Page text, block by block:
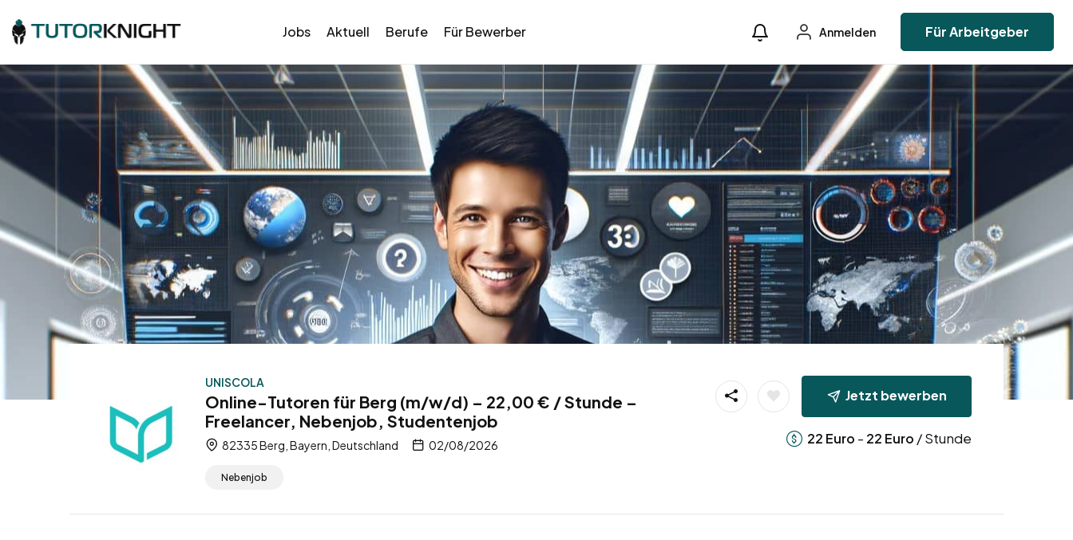
Jobs Aktuell Berufe Für Bewerber Anmelden Für Arbeitgeber
UNISCOLA
Online-Tutoren für Berg (m/w/d) – 22,00 € / Stunde –
Freelancer, Nebenjob, Studentenjob
82335 Berg, Bayern, Deutschland 02/08/2026
Nebenjob
Jetzt bewerben
22 Euro - 22 Euro / Stunde